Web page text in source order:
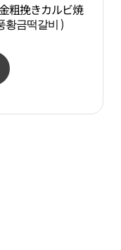
粗挽きカルビ焼
황금떡갈비 )